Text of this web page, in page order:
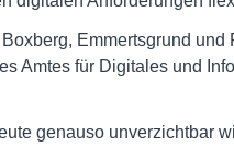
Emmertsgrund und
Amtes für Digitales und
genauso unverzichtbar